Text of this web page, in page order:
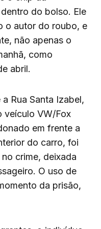
do bolso. Ele
o autor do roubo, e
não apenas o
como
abril.
Rua Santa Izabel,
veículo VW/Fox
em frente a
do carro, foi
crime, deixada
O uso de
da prisão,